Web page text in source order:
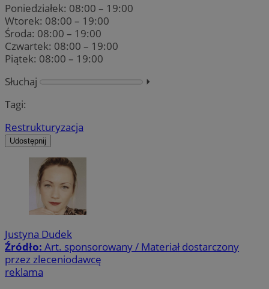
Poniedziałek: 08:00 – 19:00
Wtorek: 08:00 – 19:00
Środa: 08:00 – 19:00
Czwartek: 08:00 – 19:00
Piątek: 08:00 – 19:00
Słuchaj
⏵︎
Tagi:
Restrukturyzacja
Udostępnij
Justyna Dudek
Źródło: Art. sponsorowany / Materiał dostarczony
przez zleceniodawcę
reklama